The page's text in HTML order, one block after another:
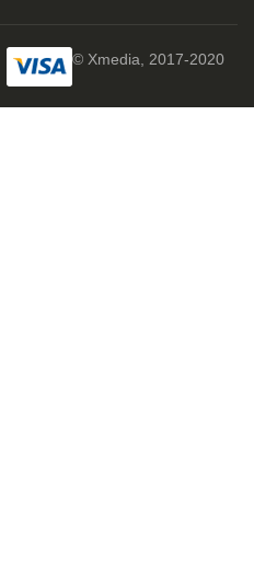
© Xmedia, 2017-2020